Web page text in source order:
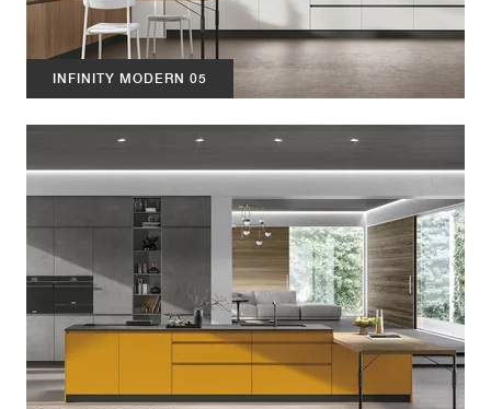
INFINITY MODERN 05